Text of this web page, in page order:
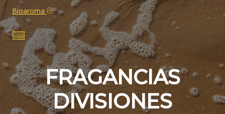
Bioaroma
FRAGANCIAS
DIVISIONES